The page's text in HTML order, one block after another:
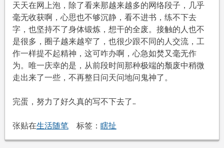
天天在网上泡，除了看来那越来越多的网络段子，几乎
毫无收获啊，心思也不够沉静，看不进书，练不下去
字，也坚持不了身体锻炼，想干的全废。接触的人也不
是很多，圈子越来越窄了，也很少跟不同的人交流，工
作一样提不起精神，这可咋办啊，心急如焚又毫无作
为。唯一庆幸的是，从前段时间那种极端的颓废中稍微
走出来了一些，不再整日问天问地问鬼神了。
完蛋，努力了好久真的写不下去了…
张贴在生活随笔 标签： 瞎扯